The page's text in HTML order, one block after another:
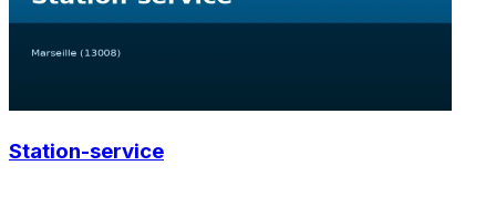
Station-service